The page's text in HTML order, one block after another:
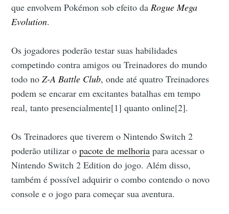
que envolvem Pokémon sob efeito da Rogue Mega
Evolution.
Os jogadores poderão testar suas habilidades
competindo contra amigos ou Treinadores do mundo
todo noZ-A Battle Club, onde até quatro Treinadores
podem se encarar em excitantes batalhas em tempo
real, tanto presencialmente[1] quanto online[2].
Os Treinadores que tiverem o Nintendo Switch 2
poderão utilizar opacote de melhoria para acessar o
Nintendo Switch 2 Edition do jogo. Além disso,
também é possível adquirir o combo contendo o novo
console e o jogo para começar sua aventura.